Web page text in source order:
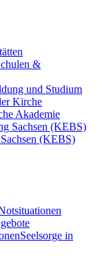
&
und Studium
Kirche
Akademie
(KEBS)
Seelsorge in